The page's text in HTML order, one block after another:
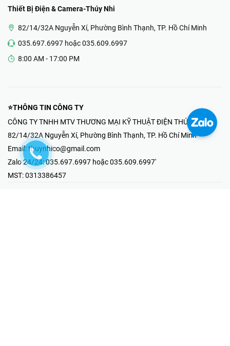
Thiết Bị Điện & Camera-Thúy Nhi
82/14/32A Nguyễn Xí, Phường Bình Thạnh, TP. Hồ Chí Minh
035.697.6997 hoặc 035.609.6997
8:00 AM - 17:00 PM
⭐THÔNG TIN CÔNG TY
CÔNG TY TNHH MTV THƯƠNG MẠI KỸ THUẬT ĐIỆN THÚY NHI
82/14/32A Nguyễn Xí, Phường Bình Thạnh, TP. Hồ Chí Minh
Email: thuynhico@gmail.com
Zalo 24/24:035.697.6997 hoặc 035.609.6997'
MST:0313386457